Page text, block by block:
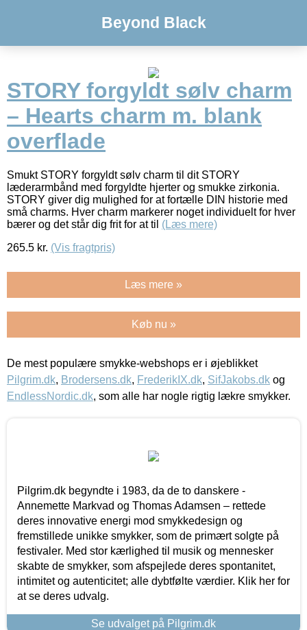
Beyond Black
STORY forgyldt sølv charm
– Hearts charm m. blank
overflade
Smukt STORY forgyldt sølv charm til dit STORY
læderarmbånd med forgyldte hjerter og smukke zirkonia.
STORY giver dig mulighed for at fortælle DIN historie med
små charms. Hver charm markerer noget individuelt for hver
bærer og det står dig frit for at til (Læs mere)
265.5 kr. (Vis fragtpris)
Læs mere »
Køb nu »
De mest populære smykke-webshops er i øjeblikket
Pilgrim.dk, Brodersens.dk, FrederikIX.dk, SifJakobs.dk og
EndlessNordic.dk, som alle har nogle rigtig lækre smykker.
Pilgrim.dk begyndte i 1983, da de to danskere -
Annemette Markvad og Thomas Adamsen – rettede
deres innovative energi mod smykkedesign og
fremstillede unikke smykker, som de primært solgte på
festivaler. Med stor kærlighed til musik og mennesker
skabte de smykker, som afspejlede deres spontanitet,
intimitet og autenticitet; alle dybtfølte værdier. Klik her for
at se deres udvalg.
Se udvalget på Pilgrim.dk